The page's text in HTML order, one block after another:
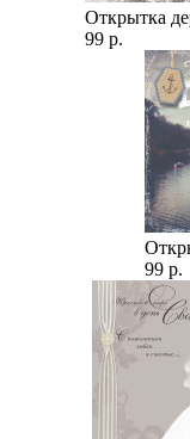
Открытка
99 р.
99 р.